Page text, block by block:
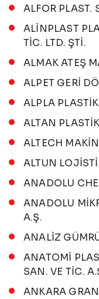
ALFOR PLAST.
ALİNPLAST
TİC. LTD. ŞTİ.
ALMAK ATEŞ
ALPET GERİ
ALPLA
ALTAN
ALTECH
ALTUN
ANADOLU
ANADOLU
A.Ş.
ANALİZ
ANATOMİ
SAN. VE TİC.
ANKARA